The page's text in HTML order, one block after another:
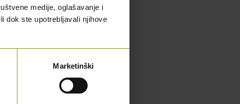
medije, oglašavanje i
dok ste upotrebljavali njihove
Marketinški